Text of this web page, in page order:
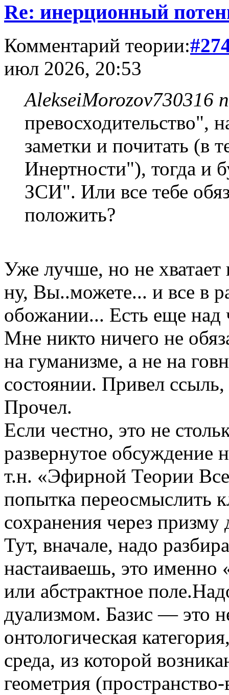
Re: инерционный
Комментарий теории:
июл 2026, 20:53
AlekseiMorozov730316
превосходительство",
заметки и почитать (в
Инертности"), тогда и
ЗСИ". Или все тебе
положить?
Уже лучше, но не
ну, Вы..можете... и все в
обожании... Есть еще над
Мне никто ничего не
на гуманизме, а не на
состоянии. Привел
Прочел.
Если честно, это не
развернутое обсуждение
т.н. «Эфирной Теории
попытка переосмыслить
сохранения через
Тут, вначале, надо
настаиваешь, это именно
или абстрактное
дуализмом. Базис — это
онтологическая
среда, из которой
геометрия